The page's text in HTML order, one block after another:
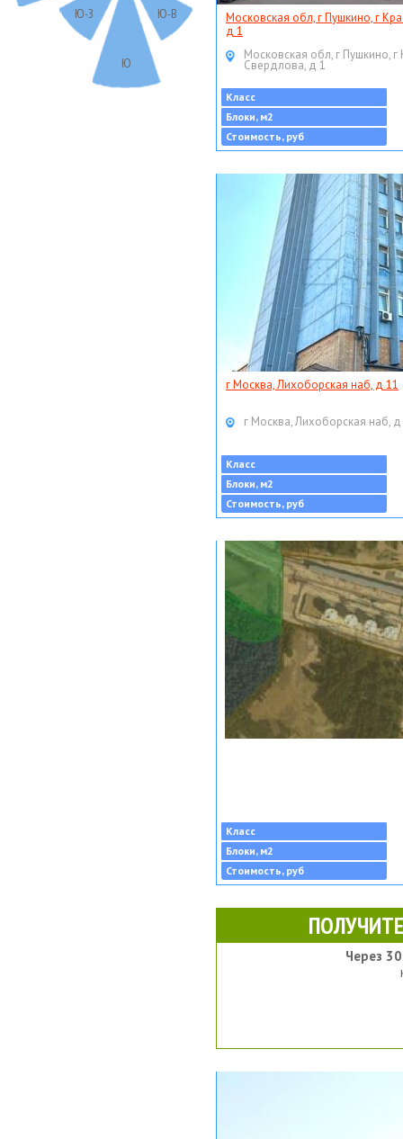
Ю-В
Ю
Ю-З
Московская обл, г Пушкино, г
д 1
Московская обл, г Пушкино, г
Свердлова, д 1
Класс
Блоки, м2
Стоимость, руб
г Москва, Лихоборская наб, д 11
г Москва, Лихоборская наб,
Класс
Блоки, м2
Стоимость, руб
Класс
Блоки, м2
Стоимость, руб
Через